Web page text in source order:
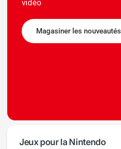
vidéo
Magasiner les nouveautés
Jeux pour la Nintendo